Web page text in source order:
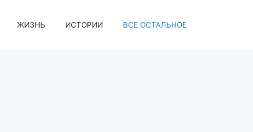
ЖИЗНЬ ИСТОРИИ ВСЕ ОСТАЛЬНОЕ